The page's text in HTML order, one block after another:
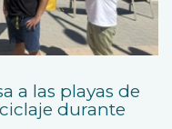
a las playas de
durante